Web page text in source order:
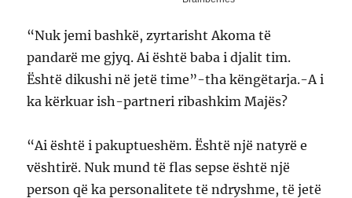
“Nuk jemi bashkë, zyrtarisht Akoma të
pandarë me gjyq. Ai është baba i djalit tim.
Është dikushi në jetë time”-tha këngëtarja.-A i
ka kërkuar ish-partneri ribashkim Majës?
“Ai është i pakuptueshëm. Është një natyrë e
vështirë. Nuk mund të flas sepse është një
person që ka personalitete të ndryshme, të jetë